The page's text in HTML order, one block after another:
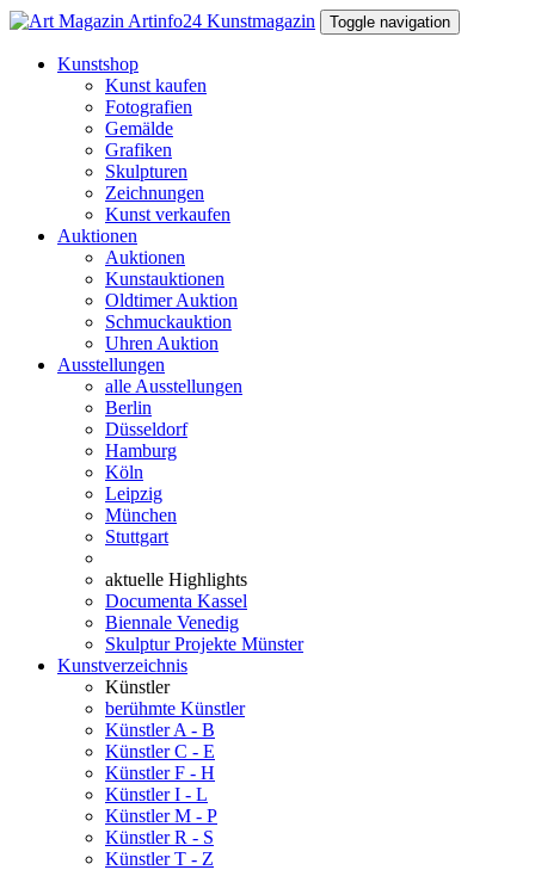
Toggle navigation
Kunstshop
Kunst kaufen
Fotografien
Gemälde
Grafiken
Skulpturen
Zeichnungen
Kunst verkaufen
Auktionen
Auktionen
Kunstauktionen
Oldtimer Auktion
Schmuckauktion
Uhren Auktion
Ausstellungen
alle Ausstellungen
Berlin
Düsseldorf
Hamburg
Köln
Leipzig
München
Stuttgart
aktuelle Highlights
Documenta Kassel
Biennale Venedig
Skulptur Projekte Münster
Kunstverzeichnis
Künstler
berühmte Künstler
Künstler A - B
Künstler C - E
Künstler F - H
Künstler I - L
Künstler M - P
Künstler R - S
Künstler T - Z